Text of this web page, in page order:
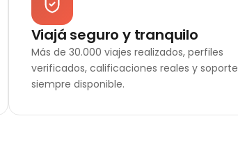
Viajá seguro y tranquilo
Más de 30.000 viajes realizados, perfiles
verificados, calificaciones reales y soporte
siempre disponible.